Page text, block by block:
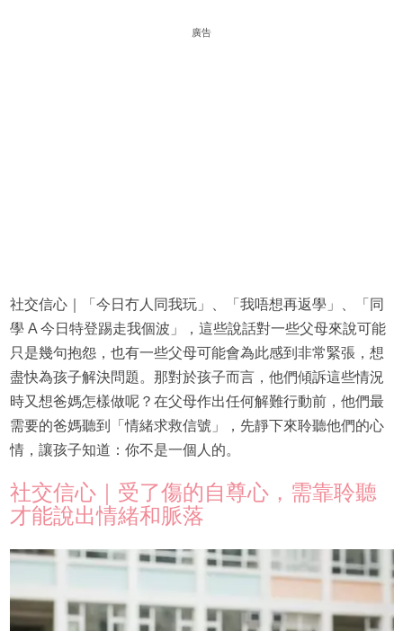
廣告
社交信心｜「今日冇人同我玩」、「我唔想再返學」、「同
學 A 今日特登踢走我個波」，這些說話對一些父母來說可能
只是幾句抱怨，也有一些父母可能會為此感到非常緊張，想
盡快為孩子解決問題。那對於孩子而言，他們傾訴這些情況
時又想爸媽怎樣做呢？在父母作出任何解難行動前，他們最
需要的爸媽聽到「情緒求救信號」，先靜下來聆聽他們的心
情，讓孩子知道：你不是一個人的。
社交信心｜受了傷的自尊心，需靠聆聽
才能說出情緒和脈落